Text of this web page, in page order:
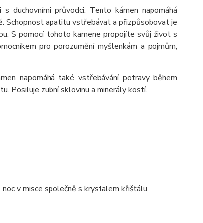
s duchovními průvodci. Tento kámen napomáhá
Schopnost apatitu vstřebávat a přizpůsobovat je
S pomocítohoto kamene propojíte svůj život s
íkem pro porozuměnímyšlenkám a pojmům,
men napomáhá také vstřebávánípotravy během
Posiluje zubnísklovinu a minerály kostí.
v misce společně s krystalem křišťálu.